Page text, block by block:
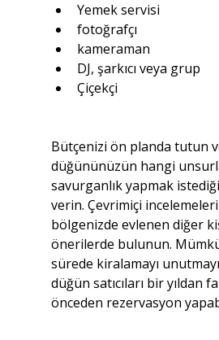
Yemek servisi
fotoğrafçı
kameraman
DJ, şarkıcı veya grup
Çiçekçi
Bütçenizi ön planda tutun
düğününüzün hangi
savurganlık yapmak
verin. Çevrimiçi
bölgenizde evlenen diğer
önerilerde bulunun.
sürede kiralamayı
düğün satıcıları bir yıldan
önceden rezervasyon